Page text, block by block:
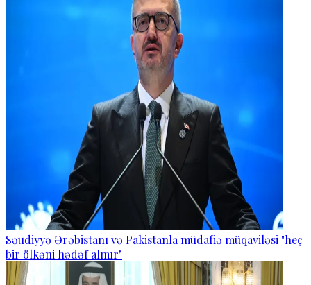
Səudiyyə Ərəbistanı və Pakistanla müdafiə müqaviləsi "heç
bir ölkəni hədəf almır"